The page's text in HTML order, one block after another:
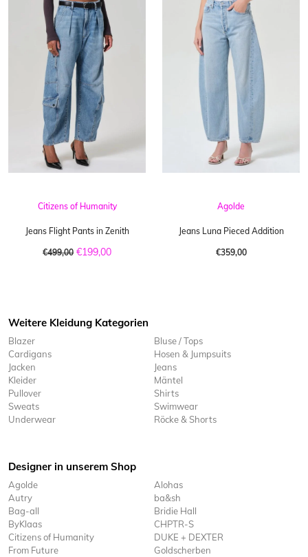
Citizens of Humanity
Jeans Flight Pants in Zenith
€499,00 €199,00
Agolde
Jeans Luna Pieced Addition
€359,00
Weitere Kleidung Kategorien
Blazer
Bluse / Tops
Cardigans
Hosen & Jumpsuits
Jacken
Jeans
Kleider
Mäntel
Pullover
Shirts
Sweats
Swimwear
Underwear
Röcke & Shorts
Designer in unserem Shop
Agolde
Alohas
Autry
ba&sh
Bag-all
Bridie Hall
ByKlaas
CHPTR-S
Citizens of Humanity
DUKE + DEXTER
From Future
Goldscherben